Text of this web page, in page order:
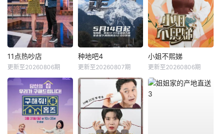
11点热吵店
更新至20260806期
种地吧4
更新至20260807期
小姐不熙娣
更新至20260806期